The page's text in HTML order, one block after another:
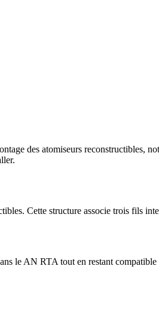
des atomiseurs reconstructibles,
Cette structure associe trois fils
le AN RTA tout en restant